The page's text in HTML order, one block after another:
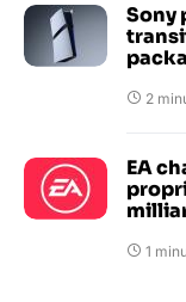
Sony
2
EA
1